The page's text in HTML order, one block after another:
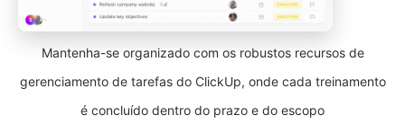
Mantenha-se organizado com os robustos recursos de
gerenciamento de tarefas do ClickUp, onde cada treinamento
é concluído dentro do prazo e do escopo